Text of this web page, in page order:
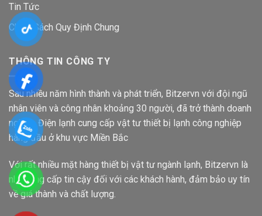
Tin Tức
Chính Sách Quy Định Chung
THÔNG TIN CÔNG TY
Sau nhiều năm hình thành và phát triển, Bitzervn với đội ngũ
nhân viên và công nhân khoảng 30 người, đã trở thành doanh
nghiệp Điện lạnh cung cấp vật tư thiết bị lạnh công nghiệp
hàng đầu ở khu vực Miền Bắc
Với rất nhiều mặt hàng thiết bị vật tư ngành lạnh, Bitzervn là
nhà cung cấp tin cậy đối với các khách hành, đảm bảo uy tín
về giá thành và chất lượng.